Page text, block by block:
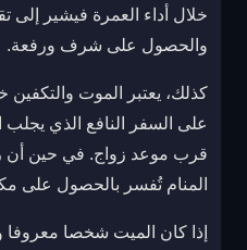
خلال أداء العمرة فيشير إلى
والحصول على شرف ورفعة.
كذلك، يعتبر الموت والتكفين
على السفر النافع الذي يجلب
قرب موعد زواج. في حين أن
المنام تُفسر بالحصول على
إذا كان الميت شخصا معروفا